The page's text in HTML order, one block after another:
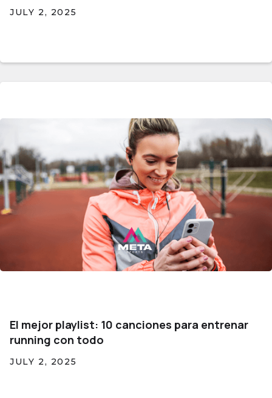
JULY 2, 2025
El mejor playlist: 10 canciones para entrenar
running con todo
JULY 2, 2025